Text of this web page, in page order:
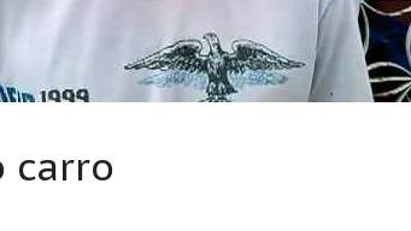
carro